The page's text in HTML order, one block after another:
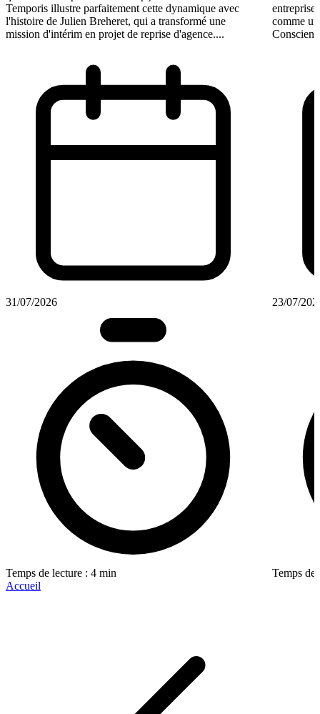
Temporis illustre parfaitement cette dynamique avec
l'histoire de Julien Breheret, qui a transformé une
mission d'intérim en projet de reprise d'agence....
31/07/2026
Temps de lecture : 4 min
comme
Conscient
23/07/
Temps de
Accueil